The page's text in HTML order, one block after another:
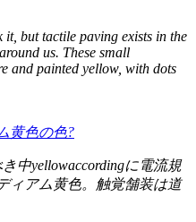
it, but tactile paving exists in the
us. These small
and painted yellow, with dots
黄色の色?
中yellowaccordingに電流規
ィアム黄色。触覚舗装は道